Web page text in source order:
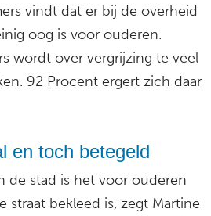
vindt dat er bij de overheid
oog is voor ouderen.
wordt over vergrijzing te veel
92 Procent ergert zich daar
en toch betegeld
de stad is het voor ouderen
straat bekleed is, zegt Martine